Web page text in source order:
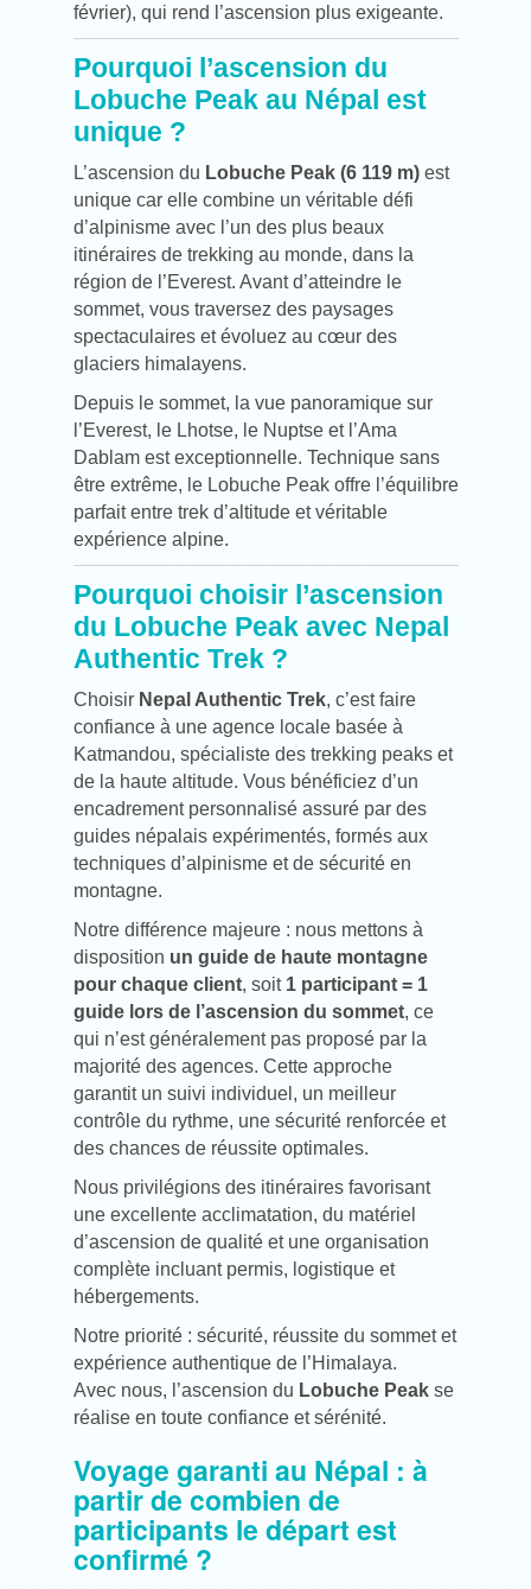
février), qui rend l’ascension plus exigeante.
Pourquoi l’ascension du
Lobuche Peak au Népal est
unique ?
L’ascension du Lobuche Peak (6 119 m)est
unique car elle combine un véritable défi
d’alpinisme avec l’un des plus beaux
itinéraires de trekking au monde, dans la
région de l’Everest. Avant d’atteindre le
sommet, vous traversez des paysages
spectaculaires et évoluez au cœur des
glaciers himalayens.
Depuis le sommet, la vue panoramique sur
l’Everest, le Lhotse, le Nuptse et l’Ama
Dablam est exceptionnelle. Technique sans
être extrême, le Lobuche Peak offre l’équilibre
parfait entre trek d’altitude et véritable
expérience alpine.
Pourquoi choisir l’ascension
du Lobuche Peak avec Nepal
Authentic Trek ?
Choisir Nepal Authentic Trek, c’est faire
confiance à une agence locale basée à
Katmandou, spécialiste des trekking peaks et
de la haute altitude. Vous bénéficiez d’un
encadrement personnalisé assuré par des
guides népalais expérimentés, formés aux
techniques d’alpinisme et de sécurité en
montagne.
Notre différence majeure : nous mettons à
disposition un guide de haute montagne
pour chaque client, soit 1 participant = 1
guide lors de l’ascension du sommet, ce
qui n’est généralement pas proposé par la
majorité des agences. Cette approche
garantit un suivi individuel, un meilleur
contrôle du rythme, une sécurité renforcée et
des chances de réussite optimales.
Nous privilégions des itinéraires favorisant
une excellente acclimatation, du matériel
d’ascension de qualité et une organisation
complète incluant permis, logistique et
hébergements.
Notre priorité : sécurité, réussite du sommet et
expérience authentique de l’Himalaya.
Avec nous, l’ascension du Lobuche Peakse
réalise en toute confiance et sérénité.
Voyage garanti au Népal : à
partir de combien de
participants le départ est
confirmé ?